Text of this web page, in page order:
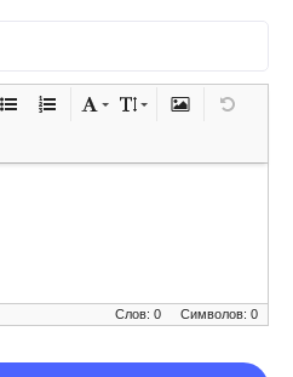
Символов: 0
Слов: 0